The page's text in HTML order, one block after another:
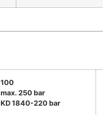
100
max. 250 bar
KD 1840-220 bar